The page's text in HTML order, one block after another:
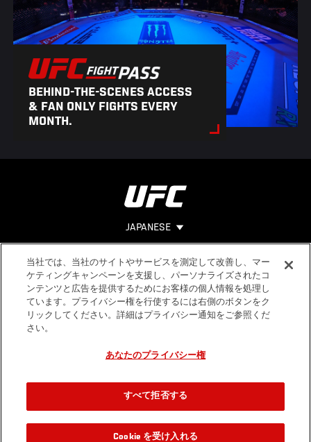
BEHIND-THE-SCENES ACCESS
& FAN ONLY FIGHTS EVERY
MONTH.
JAPANESE
Footer ヘルプ
法的事項
利用規約
個人情報保
当社では、当社のサイトやサービスを測定して改善し、マー
ケティングキャンペーンを支援し、パーソナライズされたコ
ンテンツと広告を提供するためにお客様の個人情報を処理し
ています。プライバシー権を行使するには右側のボタンをク
リックしてください。詳細はプライバシー通知をご参照くだ
さい。
あなたのプライバシー権
すべて拒否する
Cookie を受け入れる